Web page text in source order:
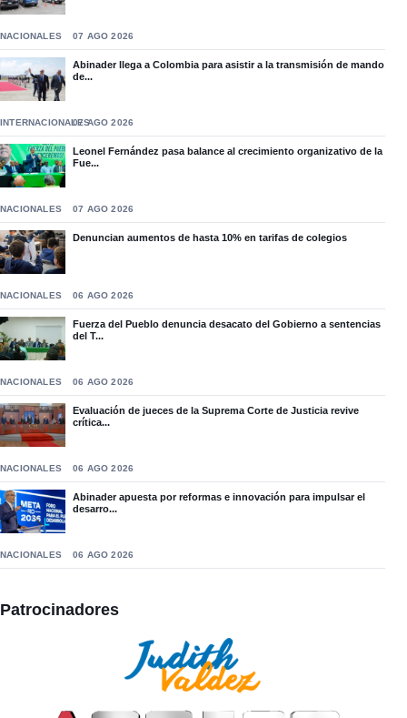
NACIONALES 07 AGO 2026
Abinader llega a Colombia para asistir a la transmisión de mando
de...
INTERNACIONALES07 AGO 2026
Leonel Fernández pasa balance al crecimiento organizativo de la
Fue...
NACIONALES 07 AGO 2026
Denuncian aumentos de hasta 10% en tarifas de colegios
NACIONALES 06 AGO 2026
Fuerza del Pueblo denuncia desacato del Gobierno a sentencias
del T...
NACIONALES 06 AGO 2026
Evaluación de jueces de la Suprema Corte de Justicia revive
crítica...
NACIONALES 06 AGO 2026
Abinader apuesta por reformas e innovación para impulsar el
desarro...
NACIONALES 06 AGO 2026
Patrocinadores